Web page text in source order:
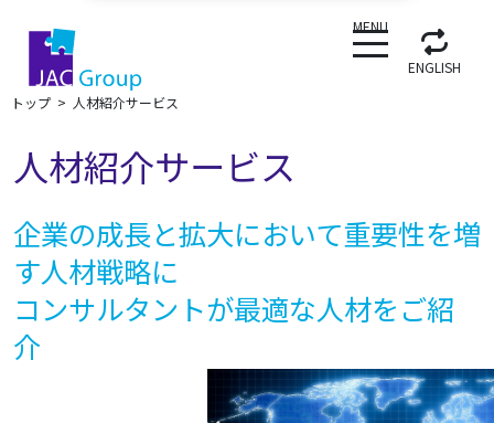
MENU
ENGLISH
トップ
人材紹介サービス
人材紹介サービス
企業の成長と拡大において重要性を増
す人材戦略に
コンサルタントが最適な人材をご紹
介